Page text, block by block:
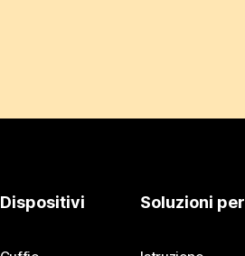
Dispositivi Soluzioni per